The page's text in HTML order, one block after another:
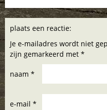
plaats een reactie:
Je e-mailadres wordt niet
zijn gemarkeerd met *
naam *
e-mail *